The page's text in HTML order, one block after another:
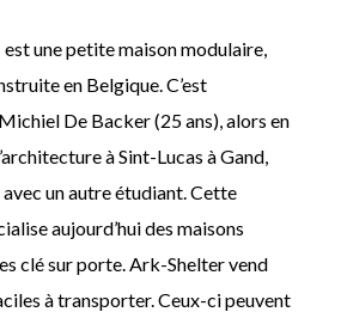
est une petite maison modulaire,
en Belgique. C’est
De Backer (25 ans), alors en
à Sint-Lucas à Gand,
un autre étudiant. Cette
aujourd’hui des maisons
clé sur porte. Ark-Shelter vend
à transporter. Ceux-ci peuvent